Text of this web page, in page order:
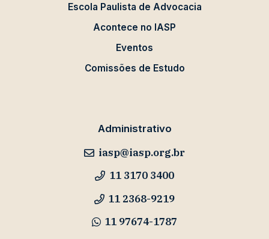
Escola Paulista de Advocacia
Acontece no IASP
Eventos
Comissões de Estudo
Administrativo
iasp@iasp.org.br
11 3170 3400
11 2368-9219
11 97674-1787